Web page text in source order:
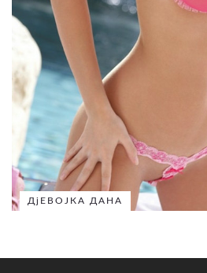
ДјЕВОЈКА ДАНА